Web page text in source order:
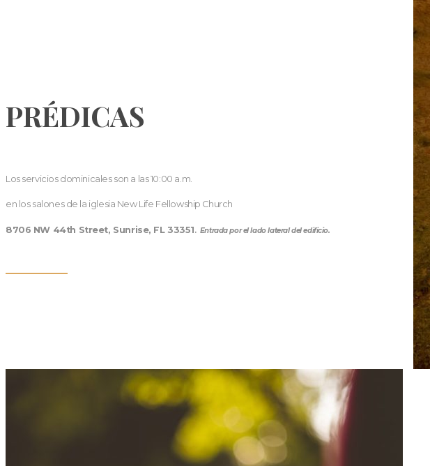
PRÉDICAS
Los servicios dominicales son a las 10:00 a.m.
en los salones de la iglesia New Life Fellowship Church
8706 NW 44th Street, Sunrise, FL 33351. Entrada por el lado lateral del edificio.